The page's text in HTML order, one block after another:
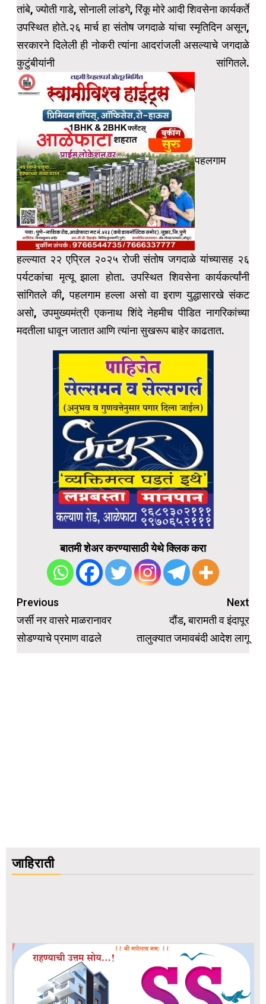
तांबे, ज्योती गाडे, सोनाली लांडगे, रिंकू मोरे आदी शिवसेना कार्यकर्ते
उपस्थित होते.२६ मार्च हा संतोष जगदाळे यांचा स्मृतिदिन असून,
सरकारने दिलेली ही नोकरी त्यांना आदरांजली असल्याचे जगदाळे
कुटुंबीयांनी सांगितले.
पहलगाम
हल्ल्यात २२ एप्रिल २०२५ रोजी संतोष जगदाळे यांच्यासह २६
पर्यटकांचा मृत्यू झाला होता. उपस्थित शिवसेना कार्यकर्त्यांनी
सांगितले की, पहलगाम हल्ला असो वा इराण युद्धासारखे संकट
असो, उपमुख्यमंत्री एकनाथ शिंदे नेहमीच पीडित नागरिकांच्या
मदतीला धावून जातात आणि त्यांना सुखरूप बाहेर काढतात.
बातमी शेअर करण्यासाठी येथे क्लिक करा
Post
navigation
Previous
जर्सी नर वासरे माळरानावर
सोडण्याचे प्रमाण वाढले
Next
दौंड, बारामती व इंदापूर
तालुक्यात जमावबंदी आदेश लागू
जाहिराती